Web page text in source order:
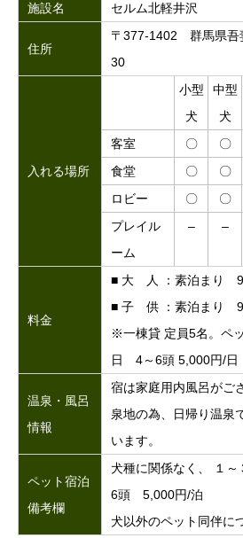
施設名 セルム北軽井沢
住所
〒377-1402 群馬県吾
30
入れる場所
小型
犬
中型
犬
客室
〇 〇
食堂
〇 〇
ロビー
〇 〇
プレイル
ーム
– –
料金
■ 大 人 ：素泊まり
■ 子 供 ：素泊まり
※一棟貸 定員5名。ペ
日 4～6頭 5,000円/日
温泉・風呂
情報
宿は家庭用内風呂がご
泉地の為、日帰り温泉
います。
ペット宿泊
備考欄
犬種に関係なく、 １
6頭 5,000円/泊
犬以外のペット同伴に